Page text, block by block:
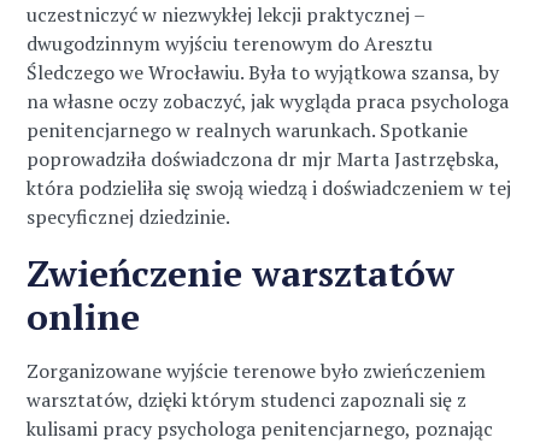
uczestniczyć w niezwykłej lekcji praktycznej –
dwugodzinnym wyjściu terenowym do Aresztu
Śledczego we Wrocławiu. Była to wyjątkowa szansa, by
na własne oczy zobaczyć, jak wygląda praca psychologa
penitencjarnego w realnych warunkach. Spotkanie
poprowadziła doświadczona dr mjr Marta Jastrzębska,
która podzieliła się swoją wiedzą i doświadczeniem w tej
specyficznej dziedzinie.
Zwieńczenie warsztatów
online
Zorganizowane wyjście terenowe było zwieńczeniem
warsztatów, dzięki którym studenci zapoznali się z
kulisami pracy psychologa penitencjarnego, poznając